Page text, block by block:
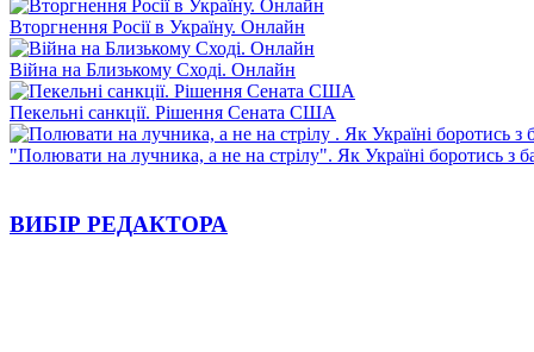
Вторгнення Росії в Україну. Онлайн
Війна на Близькому Сході. Онлайн
Пекельні санкції. Рішення Сената США
"Полювати на лучника, а не на стрілу". Як Україні боротись з
ВИБІР РЕДАКТОРА